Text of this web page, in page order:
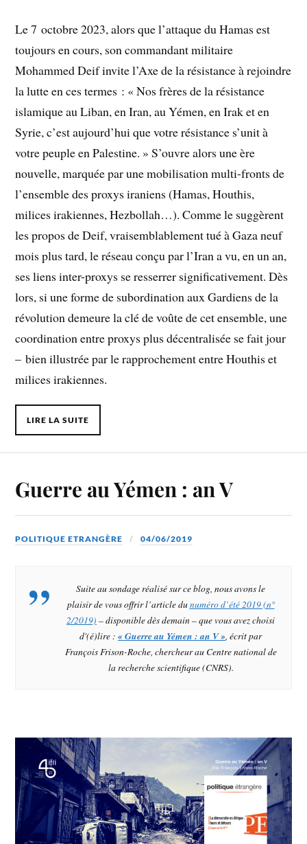
Le 7 octobre 2023, alors que l’attaque du Hamas est
toujours en cours, son commandant militaire
Mohammed Deif invite l’Axe de la résistance à rejoindre
la lutte en ces termes : « Nos frères de la résistance
islamique au Liban, en Iran, au Yémen, en Irak et en
Syrie, c’est aujourd’hui que votre résistance s’unit à
votre peuple en Palestine. » S’ouvre alors une ère
nouvelle, marquée par une mobilisation multi-fronts de
l’ensemble des proxys iraniens (Hamas, Houthis,
milices irakiennes, Hezbollah…). Comme le suggèrent
les propos de Deif, vraisemblablement tué à Gaza neuf
mois plus tard, le réseau conçu par l’Iran a vu, en un an,
ses liens inter-proxys se resserrer significativement. Dès
lors, si une forme de subordination aux Gardiens de la
révolution demeure la clé de voûte de cet ensemble, une
coordination entre proxys plus décentralisée se fait jour
– bien illustrée par le rapprochement entre Houthis et
milices irakiennes.
LIRE LA SUITE
Guerre au Yémen : an V
POLITIQUE ETRANGÈRE 04/06/2019
Suite au sondage réalisé sur ce blog, nous avons le
plaisir de vous offrir l’article dunuméro d’été 2019 (n°
2/2019) – disponible dès demain – que vous avez choisi
d'(é)lire : « Guerre au Yémen : an V », écrit par
François Frison-Roche, chercheur au Centre national de
la recherche scientifique (CNRS).